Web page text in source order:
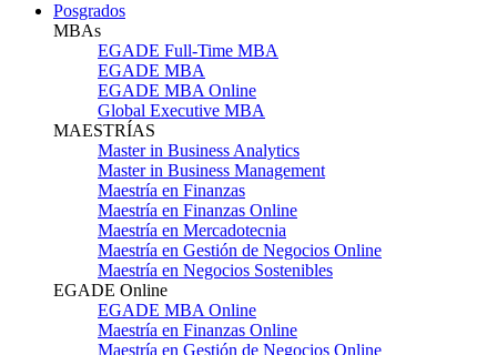
Posgrados
MBAs
EGADE Full-Time MBA
EGADE MBA
EGADE MBA Online
Global Executive MBA
MAESTRÍAS
Master in Business Analytics
Master in Business Management
Maestría en Finanzas
Maestría en Finanzas Online
Maestría en Mercadotecnia
Maestría en Gestión de Negocios Online
Maestría en Negocios Sostenibles
EGADE Online
EGADE MBA Online
Maestría en Finanzas Online
Maestría en Gestión de Negocios Online